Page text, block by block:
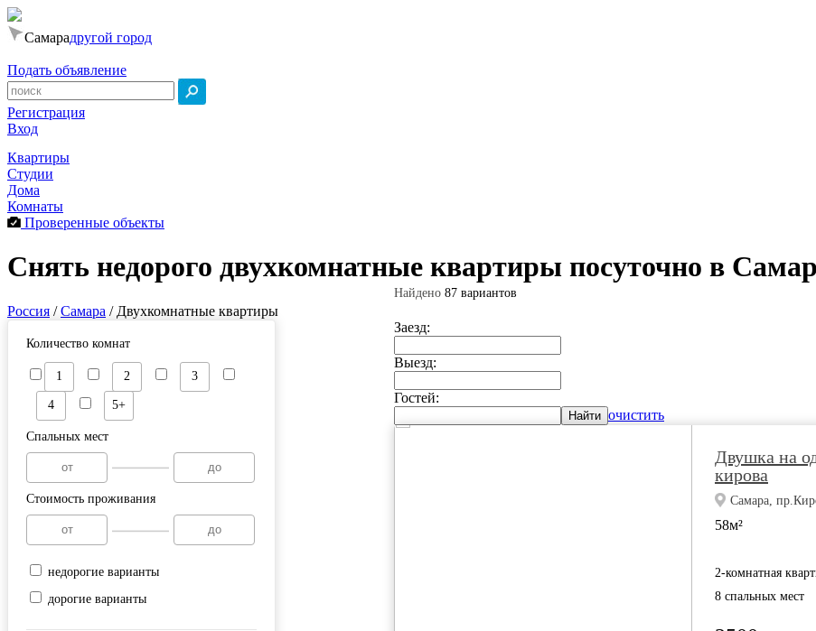
Самарадругой город
Подать объявление
Регистрация
Вход
Квартиры
Студии
Дома
Комнаты
Проверенные объекты
Снять недорого двухкомнатные квартиры посуточно в
Россия /Самара / Двухкомнатные квартиры
Заезд:
Выезд:
Гостей:
Найти очистить
Найдено 87 вариантов
Двушка на
кирова
Самара,
58м²
2-комнатная
8 спальных мест
Количество комнат
1 2 3
4 5+
Спальных мест
Стоимость проживания
недорогие варианты
дорогие варианты